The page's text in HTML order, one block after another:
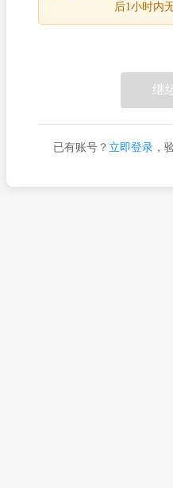
后1小时内
继
已有账号？ 立即登录，